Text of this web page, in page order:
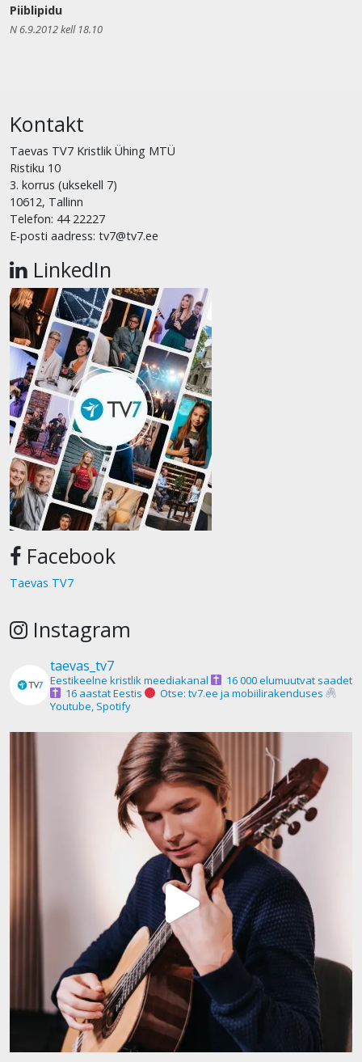
Piiblipidu
N 6.9.2012 kell 18.10
Kontakt
Taevas TV7 Kristlik Ühing MTÜ
Ristiku 10
3. korrus (uksekell 7)
10612, Tallinn
Telefon: 44 22227
E-posti aadress: tv7@tv7.ee
LinkedIn
Facebook
Taevas TV7
Instagram
taevas_tv7
Eestikeelne kristlik meediakanal
16 000 elumuutvat saadet
16 aastat Eestis
Otse: tv7.ee ja mobiilirakenduses
Youtube, Spotify